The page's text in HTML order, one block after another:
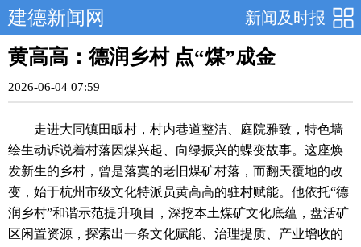
新闻及时报
建德新闻网
黄高高：德润乡村 点“煤”成金
2026-06-04 07:59
走进大同镇田畈村，村内巷道整洁、庭院雅致，特色墙
绘生动诉说着村落因煤兴起、向绿振兴的蝶变故事。这座焕
发新生的乡村，曾是落寞的老旧煤矿村落，而翻天覆地的改
变，始于杭州市级文化特派员黄高高的驻村赋能。他依托“德
润乡村”和谐示范提升项目，深挖本土煤矿文化底蕴，盘活矿
区闲置资源，探索出一条文化赋能、治理提质、产业增收的